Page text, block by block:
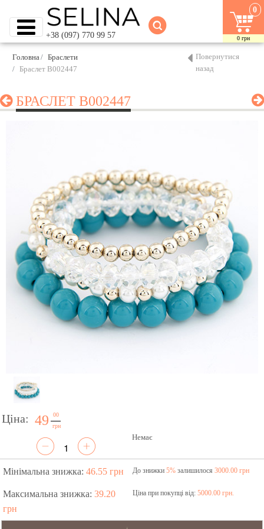
+38 (097) 770 99 57
0
0 грн
Головна
Браслети
Браслет B002447
Повернутися
назад
БРАСЛЕТ B002447
Ціна: 49
00
грн
Немає
Мінімальна знижка: 46.55 грн До знижки 5%залишилося 3000.00 грн
Максимальна знижка: 39.20
грн
Ціна при покупці від: 5000.00 грн.